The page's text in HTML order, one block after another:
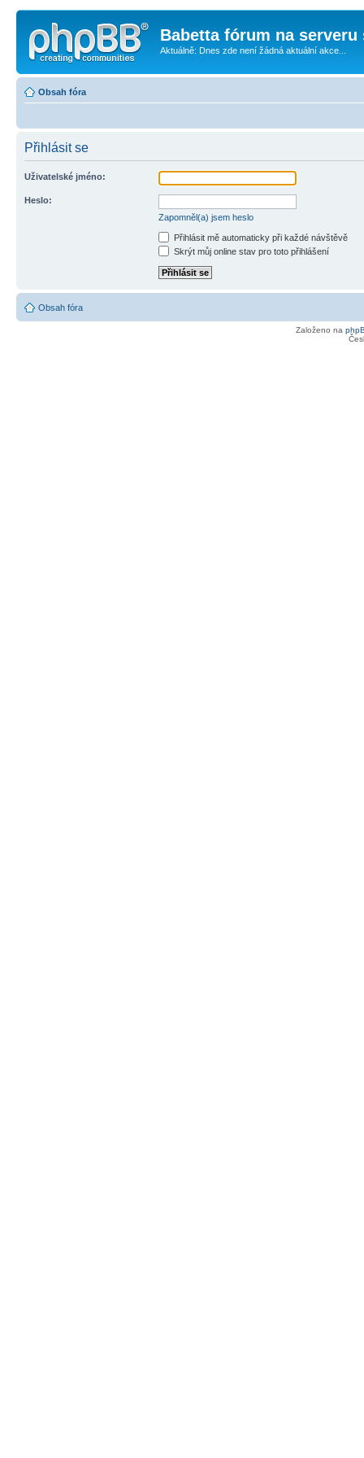
Babetta fórum na serveru
Aktuálně: Dnes zde není žádná aktuální akce...
Obsah fóra
Přihlásit se
Uživatelské jméno:
Heslo:
Zapomněl(a) jsem heslo
Přihlásit mě automaticky při každé návštěvě
Skrýt můj online stav pro toto přihlášení
Obsah fóra
Založeno na